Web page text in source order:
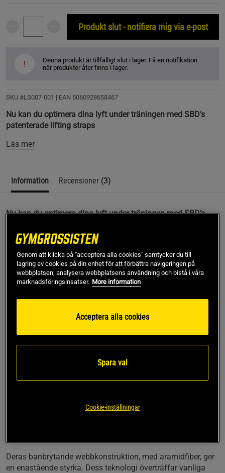
Produkt slut - notifiera mig via e-post
!
Denna produkt är tillfälligt slut i lager. Få en notifikation
när produkter åter finns i lager.
SKU #LS007-001 | EAN 5060928658467
Nu kan du optimera dina lyft under träningen med SBD’s
patenterade lifting straps
Läs mer
Information Recensioner (3)
Nu kan du optimera dina lyft under träningen med SBD’s
Patenterad webbkonstruktion
Bra och pålitligt grepp
Justerbar ögla som passar alla
Säljs i par
vävs inom spunna fibrer. Dessa lifting straps erbjuder en
Lifting Straps används vanligtvis för att eliminera grepp
som en begränsande faktor vid exempelvis marklyft. De kan
antal olika dragrörelser, för att du i sin tur ska kunna lyfta
tyngre utan att begränsas av din greppstyrka.
Deras banbrytande webbkonstruktion, med aramidfiber, ger
en enastående styrka. Dess teknologi överträffar vanliga
Genom att klicka på "acceptera alla cookies" samtycker du till
lagring av cookies på din enhet för att förbättra navigeringen på
webbplatsen, analysera webbplatsens användning och bistå i våra
marknadsföringsinsatser. More information
Acceptera alla cookies
Spara val
Cookie-inställningar